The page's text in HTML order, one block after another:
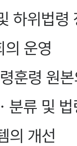
하위법령
의 운영
훈령 원
분류 및
의 개선